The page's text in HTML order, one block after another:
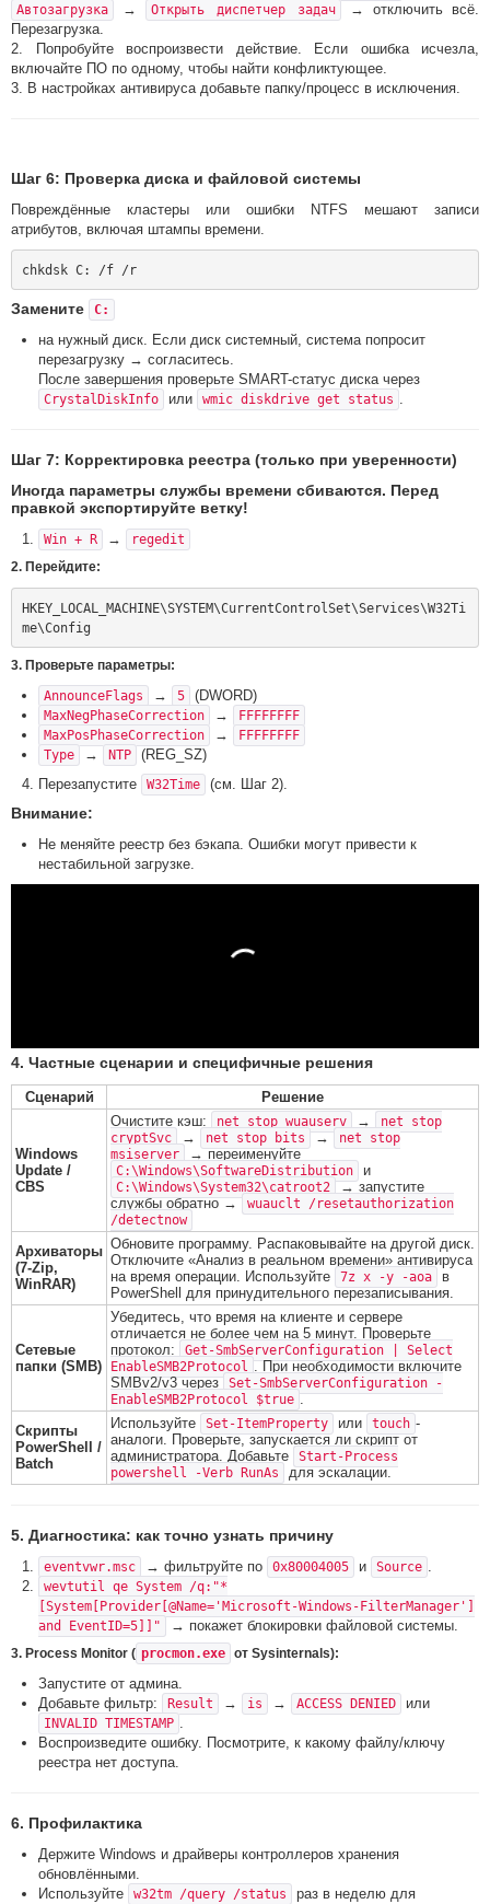
Автозагрузка → Открыть диспетчер задач
→ отключить всё.
Перезагрузка.
2. Попробуйте воспроизвести действие. Если ошибка исчезла,
включайте ПО по одному, чтобы найти конфликтующее.
3. В настройках антивируса добавьте папку/процесс в исключения.
Шаг 6: Проверка диска и файловой системы
Повреждённые кластеры или ошибки NTFS мешают записи
атрибутов, включая штампы времени.
chkdsk C: /f /r
Замените C:
на нужный диск. Если диск системный, система попросит
перезагрузку → согласитесь.
После завершения проверьте SMART-статус диска через
CrystalDiskInfo или wmic diskdrive get status .
Шаг 7: Корректировка реестра (только при уверенности)
Иногда параметры службы времени сбиваются. Перед
правкой экспортируйте ветку!
Win + R →
regedit
2. Перейдите:
HKEY_LOCAL_MACHINE\SYSTEM\CurrentControlSet\Services\W32Ti
3. Проверьте параметры:
AnnounceFlags
→ 5 (DWORD)
MaxNegPhaseCorrection →
FFFFFFFF
MaxPosPhaseCorrection
→
FFFFFFFF
Type
→ NTP
(REG_SZ)
Перезапустите
W32Time (см. Шаг 2).
Внимание:
Не меняйте реестр без бэкапа. Ошибки могут привести к
нестабильной загрузке.
4. Частные сценарии и специфичные решения
Сценарий Решение
Windows
Update /
CBS
Очистите кэш: net stop wuauserv →
net stop
cryptSvc
→ net stop bits → net stop
msiserver
→ переименуйте
C:\Windows\SoftwareDistribution и
C:\Windows\System32\catroot2 → запустите
службы обратно → wuauclt /resetauthorization
/detectnow
Архиваторы
(7-Zip,
WinRAR)
Обновите программу. Распаковывайте на другой диск.
Отключите «Анализ в реальном времени» антивируса
на время операции. Используйте
7z x -y -aoa
в
PowerShell для принудительного перезаписывания.
Сетевые
папки (SMB)
Убедитесь, что время на клиенте и сервере
отличается не более чем на 5 минут. Проверьте
протокол:
Get-SmbServerConfiguration | Select
EnableSMB2Protocol . При необходимости включите
SMBv2/v3 через Set-SmbServerConfiguration -
EnableSMB2Protocol $true .
Скрипты
PowerShell /
Batch
Используйте Set-ItemProperty или touch -
аналоги. Проверьте, запускается ли скрипт от
администратора. Добавьте
Start-Process
powershell -Verb RunAs
для эскалации.
5. Диагностика: как точно узнать причину
eventvwr.msc → фильтруйте по 0x80004005 и Source .
wevtutil qe System /q:"*
[System[Provider[@Name='Microsoft-Windows-FilterManager']
and EventID=5]]"
→ покажет блокировки файловой системы.
3. Process Monitor ( procmon.exe от Sysinternals):
Запустите от админа.
Добавьте фильтр:
Result → is → ACCESS DENIED или
INVALID TIMESTAMP .
Воспроизведите ошибку. Посмотрите, к какому файлу/ключу
реестра нет доступа.
6. Профилактика
Держите Windows и драйверы контроллеров хранения
обновлёнными.
Используйте
w32tm /query /status
раз в неделю для